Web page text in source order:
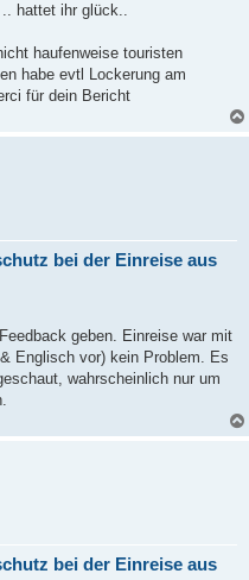
hattet ihr glück..
haufenweise touristen
habe evtl Lockerung am
für dein Bericht
bei der Einreise aus
geben. Einreise war mit
Englisch vor) kein Problem. Es
wahrscheinlich nur um
bei der Einreise aus